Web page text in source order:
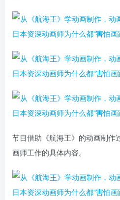
节目借助《航海王》的动画制作
画师工作的具体内容。